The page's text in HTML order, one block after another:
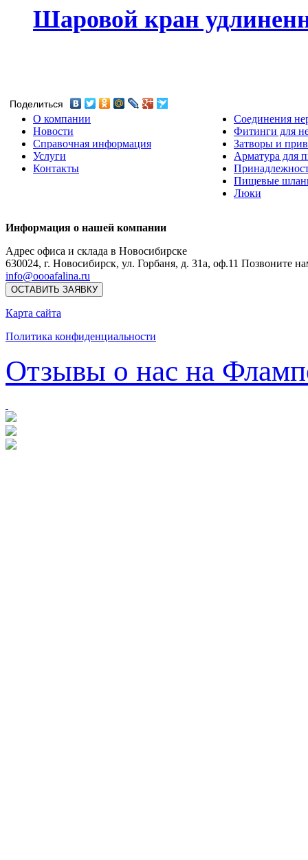
Шаровой кран
Поделиться
О компании
Новости
Справочная информация
Услуги
Контакты
Соединения
Фитинги для
Затворы и
Арматура для
Пищевые
Люки
Информация о нашей компании
Адрес офиса и склада в Новосибирске
630024, г. Новосибирск, ул. Горбаня, д. 31а, оф.11 Позвоните
info@oooafalina.ru
ОСТАВИТЬ ЗАЯВКУ
Карта сайта
Политика конфиденциальности
Отзывы о нас на